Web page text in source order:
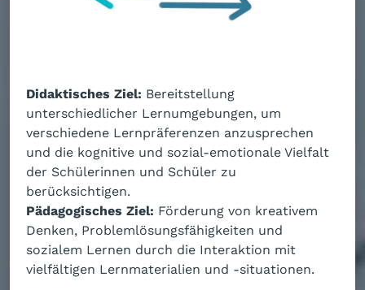
Didaktisches Ziel: Bereitstellung
unterschiedlicher Lernumgebungen, um
verschiedene Lernpräferenzen anzusprechen
und die kognitive und sozial-emotionale Vielfalt
der Schülerinnen und Schüler zu
berücksichtigen.
Pädagogisches Ziel: Förderung von kreativem
Denken, Problemlösungsfähigkeiten und
sozialem Lernen durch die Interaktion mit
vielfältigen Lernmaterialien und -situationen.